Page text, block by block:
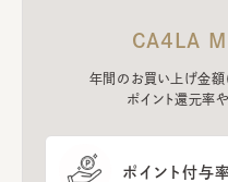
CA4LA
年間のお買い上げ金額(
ポイント還元率
ポイント付与